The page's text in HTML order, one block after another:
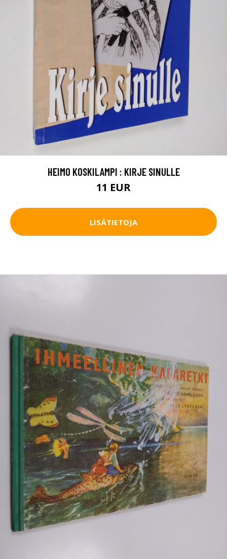
HEIMO KOSKILAMPI : KIRJE SINULLE
11 EUR
LISÄTIETOJA